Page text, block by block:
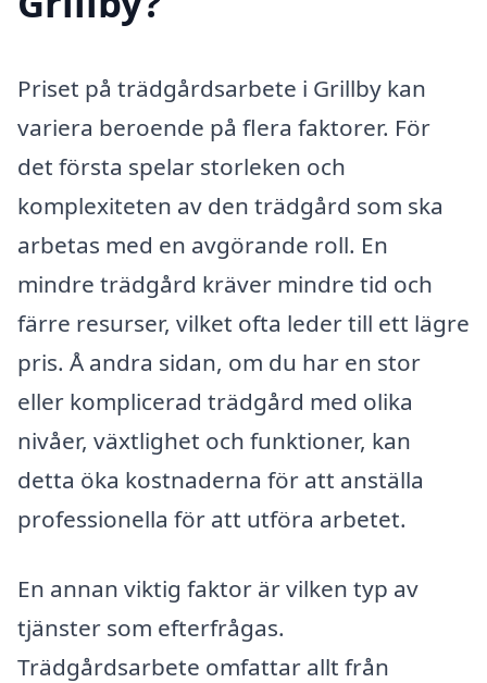
Priset på trädgårdsarbete i Grillby kan
variera beroende på flera faktorer. För
det första spelar storleken och
komplexiteten av den trädgård som ska
arbetas med en avgörande roll. En
mindre trädgård kräver mindre tid och
färre resurser, vilket ofta leder till ett lägre
pris. Å andra sidan, om du har en stor
eller komplicerad trädgård med olika
nivåer, växtlighet och funktioner, kan
detta öka kostnaderna för att anställa
professionella för att utföra arbetet.
En annan viktig faktor är vilken typ av
tjänster som efterfrågas.
Trädgårdsarbete omfattar allt från